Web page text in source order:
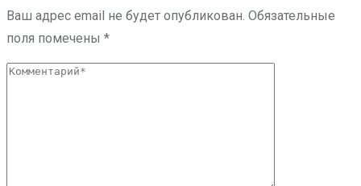
Ваш адрес email не будет опубликован. Обязательные
поля помечены *